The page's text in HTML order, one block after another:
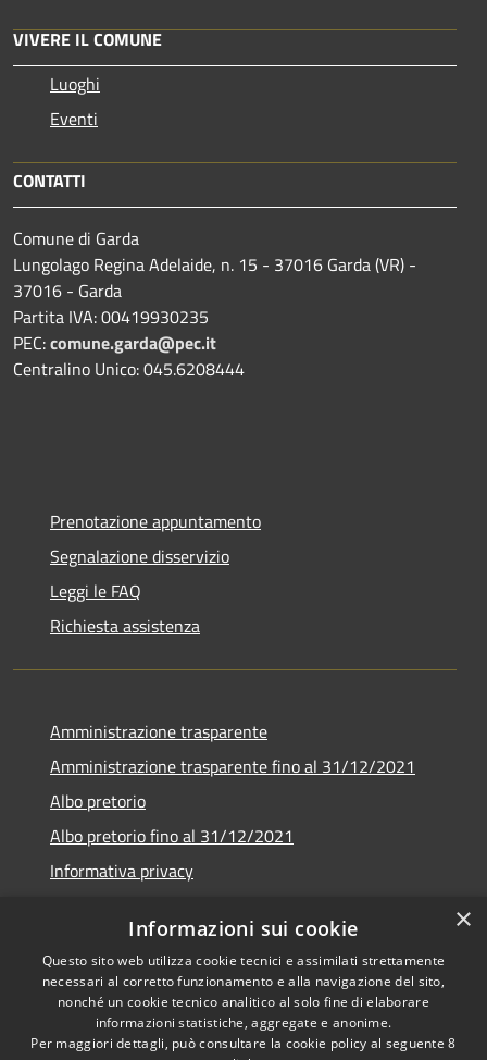
VIVERE IL COMUNE
Luoghi
Eventi
CONTATTI
Comune di Garda
Lungolago Regina Adelaide, n. 15 - 37016 Garda (VR) -
37016 - Garda
Partita IVA: 00419930235
PEC:comune.garda@pec.it
Centralino Unico: 045.6208444
Prenotazione appuntamento
Segnalazione disservizio
Leggi le FAQ
Richiesta assistenza
Amministrazione trasparente
Amministrazione trasparente fino al 31/12/2021
Albo pretorio
Albo pretorio fino al 31/12/2021
Informativa privacy
Dichiarazione di accessibilità
RSS Copyright © 2026 • Comune di
×
Informazioni sui cookie
Questo sito web utilizza cookie tecnici e assimilati strettamente
necessari al corretto funzionamento e alla navigazione del sito,
nonché un cookie tecnico analitico al solo fine di elaborare
informazioni statistiche, aggregate e anonime.
Per maggiori dettagli, può consultare la cookie policy al seguente8